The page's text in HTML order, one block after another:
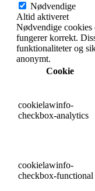
Nødvendige
Altid aktiveret
Nødvendige cookies
fungerer korrekt.
funktionaliteter og
anonymt.
Cookie
cookielawinfo-
checkbox-analytics
cookielawinfo-
checkbox-functional